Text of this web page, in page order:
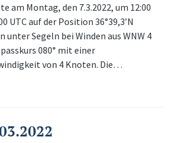
am Montag, den 7.3.2022, um 12:00
UTC auf der Position 36°39,3’N
unter Segeln bei Winden aus WNW 4
080° mit einer
von 4 Knoten. Die…